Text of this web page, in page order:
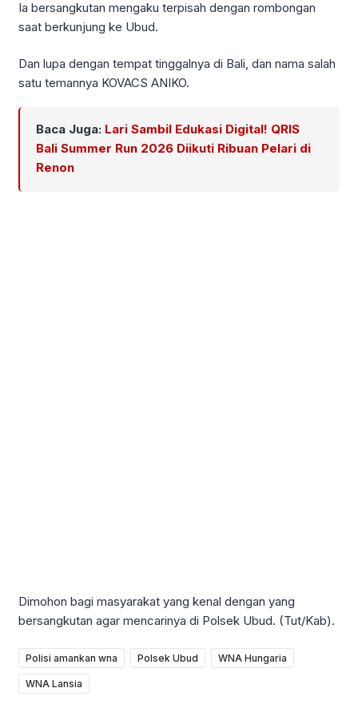
Ia bersangkutan mengaku terpisah dengan rombongan
saat berkunjung ke Ubud.
Dan lupa dengan tempat tinggalnya di Bali, dan nama salah
satu temannya KOVACS ANIKO.
Baca Juga: Lari Sambil Edukasi Digital! QRIS
Bali Summer Run 2026 Diikuti Ribuan Pelari di
Renon
Dimohon bagi masyarakat yang kenal dengan yang
bersangkutan agar mencarinya di Polsek Ubud. (Tut/Kab).
Polisi amankan wna Polsek Ubud WNA Hungaria
WNA Lansia